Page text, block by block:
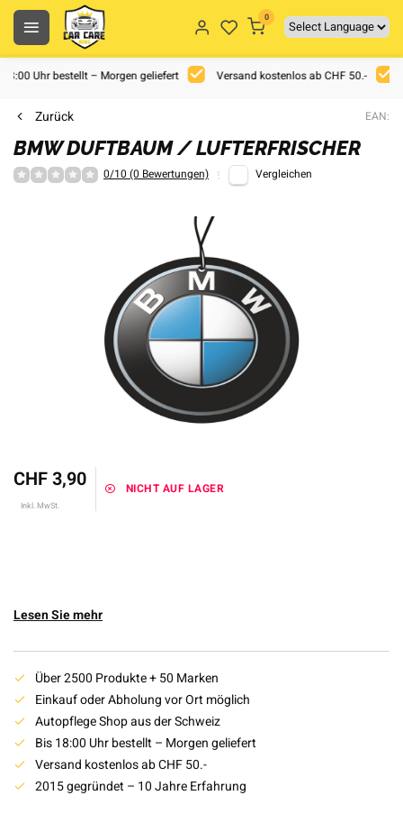
0
Uhr bestellt – Morgen geliefert Versand kostenlos ab CHF 50.-
Zurück EAN:
BMW DUFTBAUM / LUFTERFRISCHER
0/10 (0 Bewertungen) Vergleichen
CHF 3,90
Inkl. MwSt.
NICHT AUF LAGER
Lesen Sie mehr
Über 2500 Produkte + 50 Marken
Einkauf oder Abholung vor Ort möglich
Autopflege Shop aus der Schweiz
Bis 18:00 Uhr bestellt – Morgen geliefert
Versand kostenlos ab CHF 50.-
2015 gegründet – 10 Jahre Erfahrung